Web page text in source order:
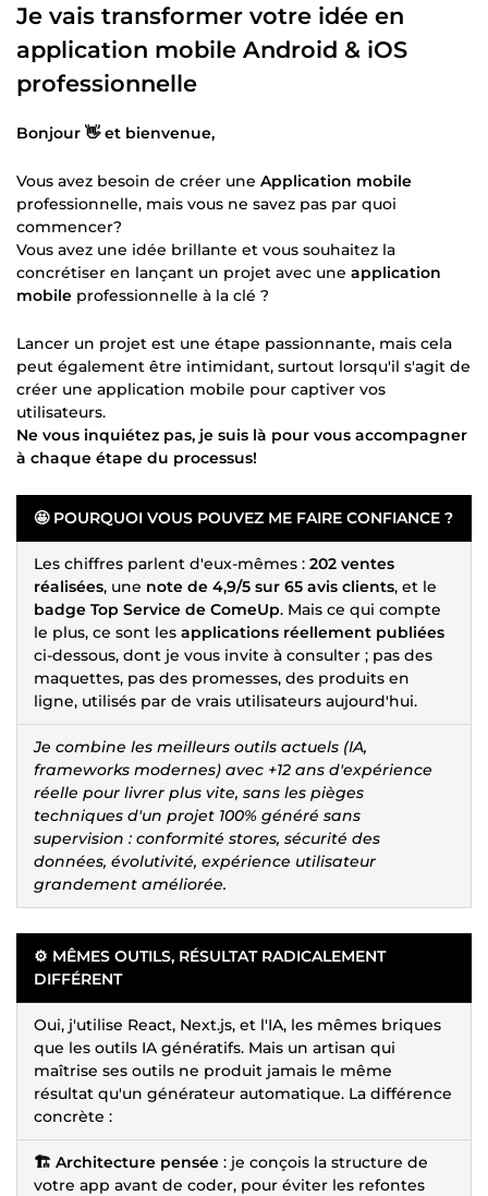
Je vais transformer votre idée en
application mobile Android & iOS
professionnelle
Bonjour 👋 et bienvenue,
Vous avez besoin de créer une Application mobile
professionnelle, mais vous ne savez pas par quoi
commencer?
Vous avez une idée brillante et vous souhaitez la
concrétiser en lançant un projet avec une application
mobile professionnelle à la clé ?
Lancer un projet est une étape passionnante, mais cela
peut également être intimidant, surtout lorsqu'il s'agit de
créer une application mobile pour captiver vos
utilisateurs.
Ne vous inquiétez pas, je suis là pour vous accompagner
à chaque étape du processus!
🤩 POURQUOI VOUS POUVEZ ME FAIRE CONFIANCE ?
Les chiffres parlent d'eux-mêmes : 202 ventes
réalisées, une note de 4,9/5 sur 65 avis clients, et le
badge Top Service de ComeUp. Mais ce qui compte
le plus, ce sont les applications réellement publiées
ci-dessous, dont je vous invite à consulter ; pas des
maquettes, pas des promesses, des produits en
ligne, utilisés par de vrais utilisateurs aujourd'hui.
Je combine les meilleurs outils actuels (IA,
frameworks modernes) avec +12 ans d'expérience
réelle pour livrer plus vite, sans les pièges
techniques d'un projet 100% généré sans
supervision : conformité stores, sécurité des
données, évolutivité, expérience utilisateur
grandement améliorée.
⚙️ MÊMES OUTILS, RÉSULTAT RADICALEMENT
DIFFÉRENT
Oui, j'utilise React, Next.js, et l'IA, les mêmes briques
que les outils IA génératifs. Mais un artisan qui
maîtrise ses outils ne produit jamais le même
résultat qu'un générateur automatique. La différence
concrète :
🏗️ Architecture pensée : je conçois la structure de
votre app avant de coder, pour éviter les refontes